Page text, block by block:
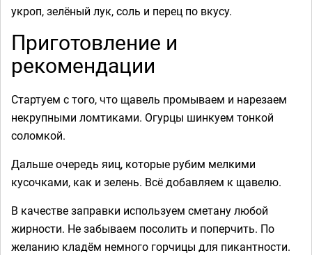
укроп, зелёный лук, соль и перец по вкусу.
Приготовление и
рекомендации
Стартуем с того, что щавель промываем и нарезаем
некрупными ломтиками. Огурцы шинкуем тонкой
соломкой.
Дальше очередь яиц, которые рубим мелкими
кусочками, как и зелень. Всё добавляем к щавелю.
В качестве заправки используем сметану любой
жирности. Не забываем посолить и поперчить. По
желанию кладём немного горчицы для пикантности.